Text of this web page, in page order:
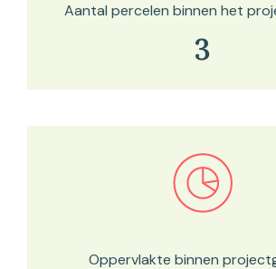
Aantal percelen binnen het
3
Bekijk in onze
Oppervlakte binnen